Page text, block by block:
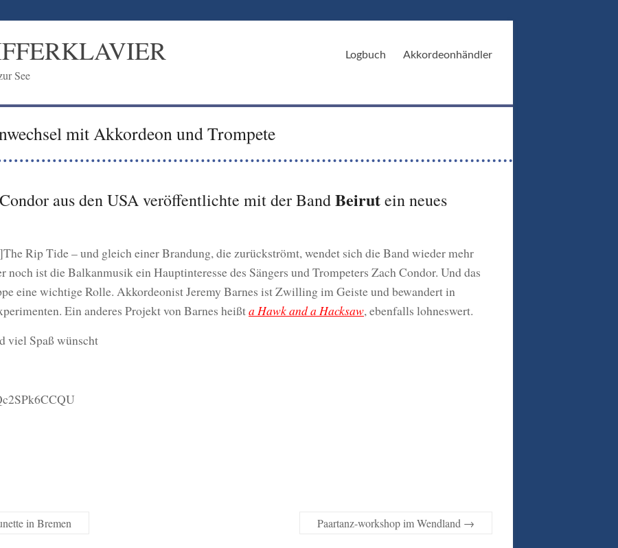
See
Logbuch Akkordeonhändler
mit Akkordeon und Trompete
aus den USA veröffentlichte mit der BandBeirutein neues
Rip Tide – und gleich einer Brandung, die zurückströmt, wendet sich die Band wieder mehr
ist die Balkanmusik ein Hauptinteresse des Sängers und Trompeters Zach Condor. Und das
eine wichtige Rolle. Akkordeonist Jeremy Barnes ist Zwilling im Geiste und bewandert in
Ein anderes Projekt von Barnes heißta Hawk and a Hacksaw, ebenfalls lohneswert.
viel Spaß wünscht
in Bremen Paartanz-workshop im Wendland →